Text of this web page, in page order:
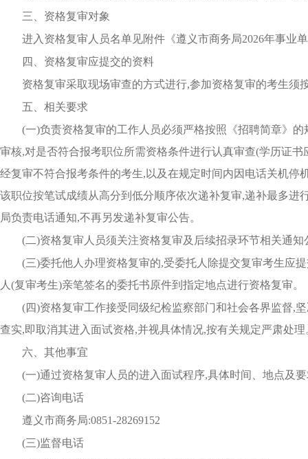
三、资格复审对象
进入资格复审人员名单见附件 《遵义市商务局2026年事业
四、资格复审应提交的资料
资格复审采取现场审查的方式进行,参加资格复审的考生须
五、相关要求
(一)负责资格复审的工作人员必须严格按照《招聘简章》
审核,对是否符合报考职位所需资格条件进行认真审查(学历证
经复审不符合报考条件的考生,以及在规定时间内因电话关机
该职位按笔试成绩从高分到低分顺序依次递补复审,递补最多
局负责电话通知,不再另发递补复审公告。
(二)资格复审人员须关注资格复审及后续招录环节相关通知
(三)委托他人办理资格复审的,受委托人除提交复审考生应
人(复审考生)亲笔签名的委托书原件到指定地点进行资格复审。
(四)资格复审工作接受同级纪检监察部门和社会各界监督,
查实,即取消其进入面试资格,并视具体情况,按有关规定严肃处理
六、其他事宜
(一)通过资格复审人员的进入面试程序,具体时间、地点及
(二)咨询电话
遵义市商务局:0851-28269152
(三)监督电话